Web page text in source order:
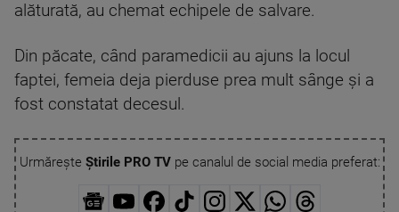
alăturată, au chemat echipele de salvare.
Din păcate, când paramedicii au ajuns la locul
faptei, femeia deja pierduse prea mult sânge și a
fost constatat decesul.
Urmărește Știrile PRO TVpe canalul de social media preferat: